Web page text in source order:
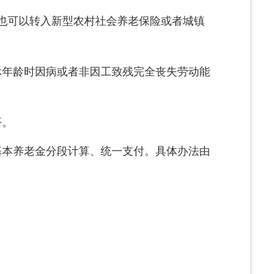
可以转入新型农村社会养老保险或者城镇
龄时因病或者非因工致残完全丧失劳动能
养老金分段计算、统一支付。具体办法由